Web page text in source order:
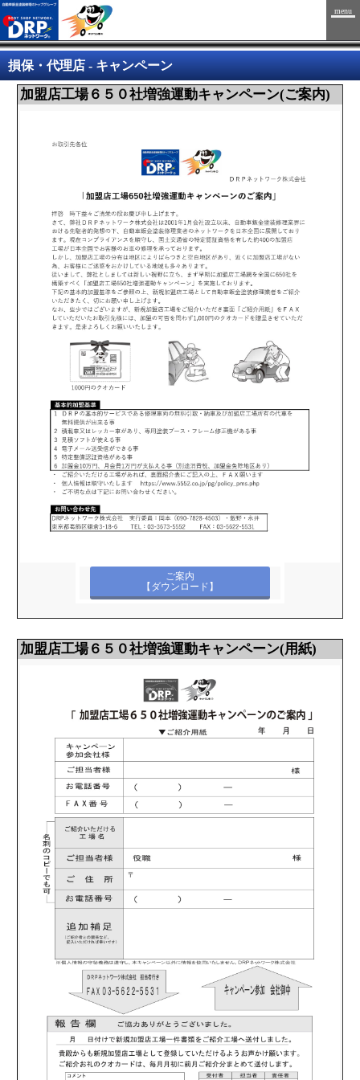
menu
損保・代理店 - キャンペーン
加盟店工場６５０社増強運動キャンペーン(ご案内)
ご案内
【ダウンロード】
加盟店工場６５０社増強運動キャンペーン(用紙)